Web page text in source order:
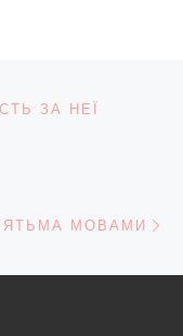
ЗА НЕЇ
МОВАМИ